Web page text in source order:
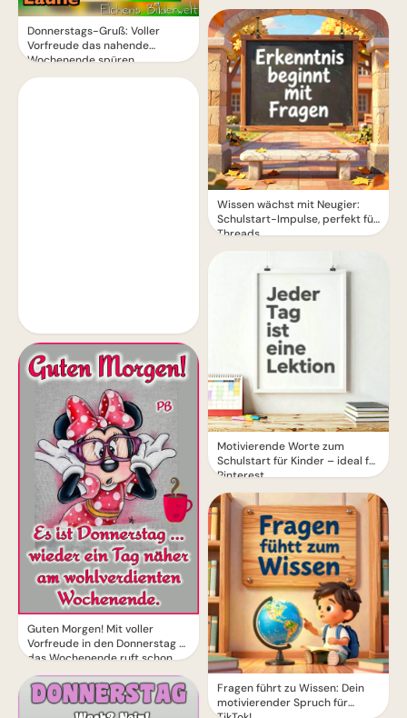
Donnerstags-Gruß: Voller
Vorfreude das nahende
Wochenende spüren
Guten Morgen! Mit voller
Vorfreude in den Donnerstag –
das Wochenende ruft schon.
Wissen wächst mit Neugier:
Schulstart-Impulse, perfekt für
Threads
Motivierende Worte zum
Schulstart für Kinder – ideal für
Pinterest
Fragen führt zu Wissen: Dein
motivierender Spruch für